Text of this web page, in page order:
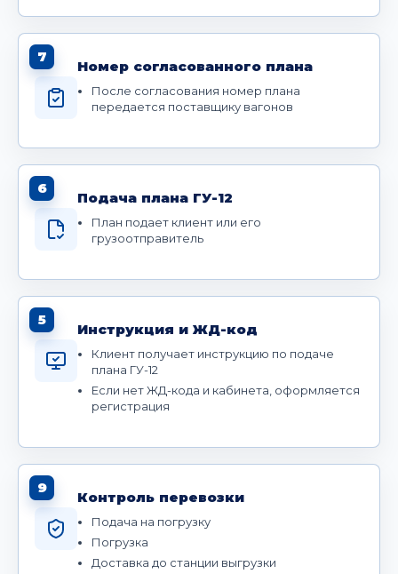
7
Номер согласованного плана
После согласования номер плана
передается поставщику вагонов
6
Подача плана ГУ-12
План подает клиент или его
грузоотправитель
5
Инструкция и ЖД-код
Клиент получает инструкцию по подаче
плана ГУ-12
Если нет ЖД-кода и кабинета, оформляется
регистрация
9
Контроль перевозки
Подача на погрузку
Погрузка
Доставка до станции выгрузки